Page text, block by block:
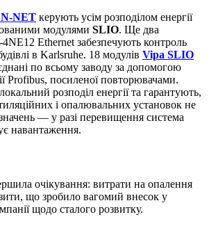
керують усім розподілом енергії
модулями SLIO. Ще два
Ethernet забезпечують контроль
в Karlsruhe. 18 модулів Vipa SLIO
по всьому заводу за допомогою
Profibus, посиленої повторювачами.
розподіл енергії та гарантують,
і опалювальних установок не
— у разі перевищення система
навантаження.
очікування: витрати на опалення
що зробило вагомий внесок у
щодо сталого розвитку.